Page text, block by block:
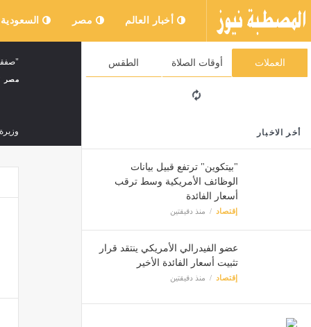
أخبار العالم مصر السعودية
العملات أوقات الصلاة الطقس
أخر الاخبار
"بيتكوين" ترتفع قبيل بيانات
الوظائف الأمريكية وسط ترقب
أسعار الفائدة
إقتصاد منذ دقيقتين
عضو الفيدرالي الأمريكي ينتقد قرار
تثبيت أسعار الفائدة الأخير
إقتصاد منذ دقيقتين
مصر